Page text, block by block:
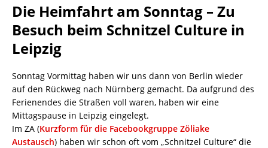
Die Heimfahrt am Sonntag – Zu
Besuch beim Schnitzel Culture in
Leipzig
Sonntag Vormittag haben wir uns dann von Berlin wieder
auf den Rückweg nach Nürnberg gemacht. Da aufgrund des
Ferienendes die Straßen voll waren, haben wir eine
Mittagspause in Leipzig eingelegt.
Im ZA (Kurzform für die Facebookgruppe Zöliake
Austausch) haben wir schon oft vom „Schnitzel Culture“ die